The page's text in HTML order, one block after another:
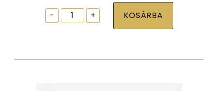
-
Ablak
tokrögzítõ
7,5x112
+ KOSÁRBA